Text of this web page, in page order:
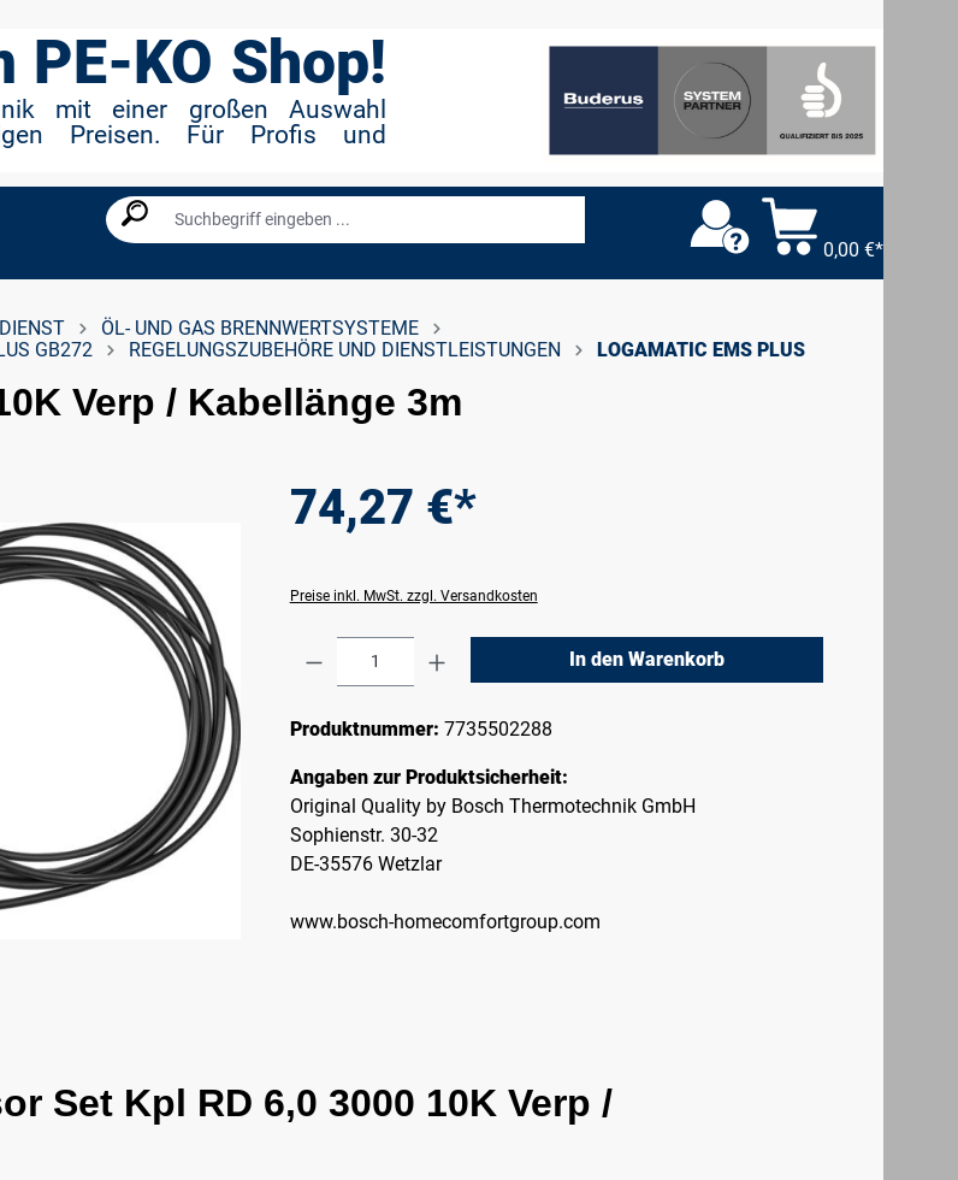
KO Shop!
mit einer großen Auswahl
Preisen. Für Profis und
0,00 €*
ÖL- UND GAS BRENNWERTSYSTEME
GB272 REGELUNGSZUBEHÖRE UND DIENSTLEISTUNGEN LOGAMATIC EMS PLUS
Verp / Kabellänge 3m
74,27 €*
Preise inkl. MwSt. zzgl. Versandkosten
Produkt Anzahl: Gib den gewünschten Wert ein
In den Warenkorb
Produktnummer: 7735502288
Angaben zur Produktsicherheit:
Original Quality by Bosch Thermotechnik GmbH
Sophienstr. 30-32
DE-35576 Wetzlar
www.bosch-homecomfortgroup.com
Set Kpl RD 6,0 3000 10K Verp /